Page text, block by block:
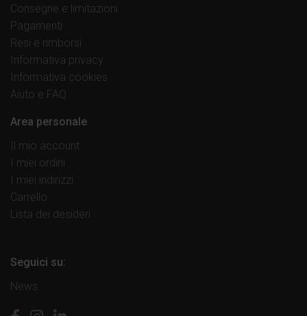
Consegne e limitazioni
Pagamenti
Resi e rimborsi
Informativa privacy
Informativa cookies
Aiuto e FAQ
Area personale
Il mio account
I miei ordini
I miei indirizzi
Carrello
Lista dei desideri
Seguici su:
News